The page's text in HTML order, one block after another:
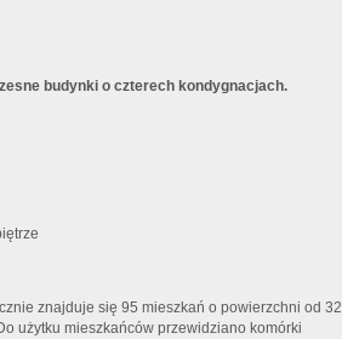
budynki o czterech kondygnacjach.
znajduje się 95 mieszkań o powierzchni od 32
użytku mieszkańców przewidziano komórki